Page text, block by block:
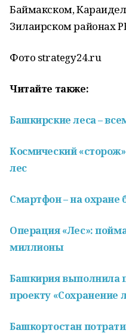
Баймакском,
Зилаирском районах
Фото strategy24.ru
Читайте также:
Башкирские леса –
Космический
лес
Смартфон – на охране
Операция «Лес»:
миллионы
Башкирия выполнила
проекту «Сохранение
Башкортостан